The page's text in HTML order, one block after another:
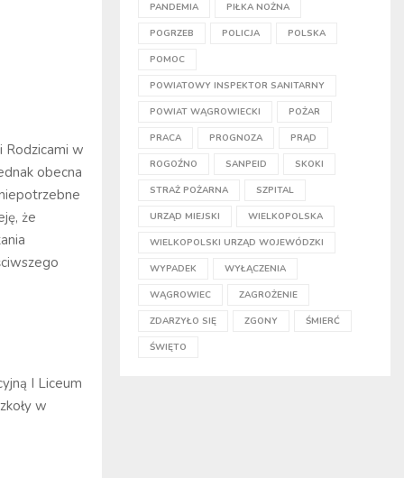
Rodzicami w
obecna
że
I Liceum
w
PANDEMIA PIŁKA NOŻNA
POGRZEB POLICJA POLSKA
POMOC
POWIATOWY INSPEKTOR SANITARNY
POWIAT WĄGROWIECKI POŻAR
PRACA PROGNOZA PRĄD
ROGOŹNO SANPEID SKOKI
STRAŻ POŻARNA SZPITAL
URZĄD MIEJSKI WIELKOPOLSKA
WIELKOPOLSKI URZĄD WOJEWÓDZKI
WYPADEK WYŁĄCZENIA
WĄGROWIEC ZAGROŻENIE
ZDARZYŁO SIĘ ZGONY ŚMIERĆ
ŚWIĘTO